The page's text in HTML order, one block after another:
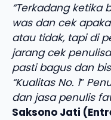
“Terkadang ketika
was dan cek
atau tidak, tapi di
jarang cek
pasti bagus dan
“Kualitas No. 1″
dan jasa penulis
Saksono Jati